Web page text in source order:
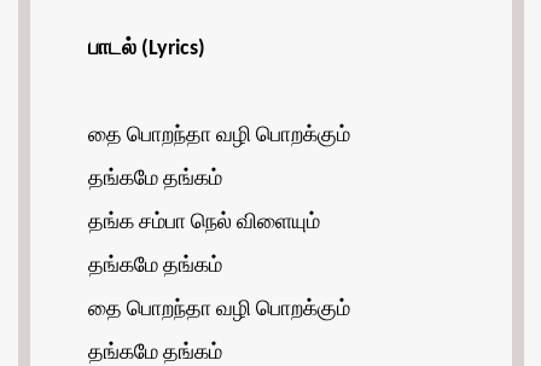
பாடல் (Lyrics)
தை பொறந்தா வழி பொறக்கும்
தங்கமே தங்கம்
தங்க சம்பா நெல் விளையும்
தங்கமே தங்கம்
தை பொறந்தா வழி பொறக்கும்
தங்கமே தங்கம்